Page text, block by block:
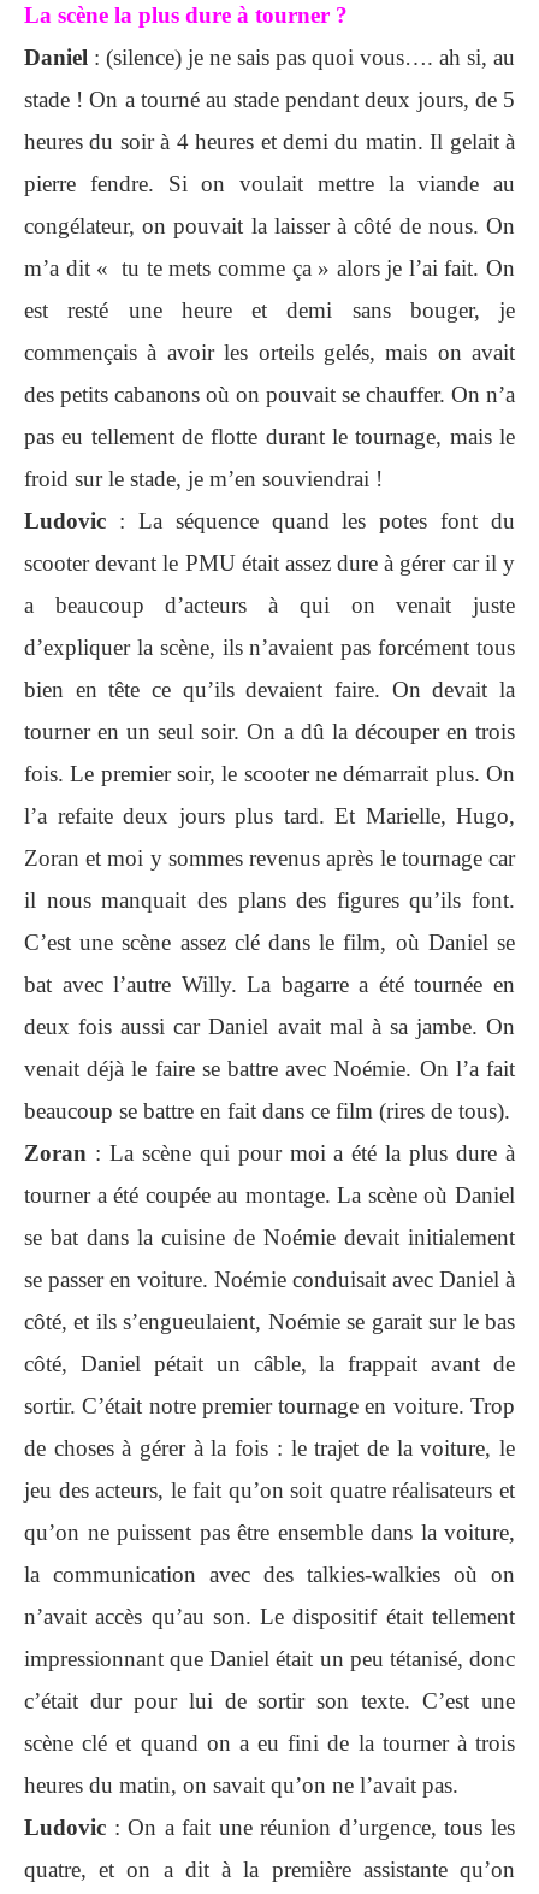
La scène la plus dure à tourner ?
Daniel : (silence) je ne sais pas quoi vous…. ah si, au
stade ! On a tourné au stade pendant deux jours, de 5
heures du soir à 4 heures et demi du matin. Il gelait à
pierre fendre. Si on voulait mettre la viande au
congélateur, on pouvait la laisser à côté de nous. On
m’a dit « tu te mets comme ça » alors je l’ai fait. On
est resté une heure et demi sans bouger, je
commençais à avoir les orteils gelés, mais on avait
des petits cabanons où on pouvait se chauffer. On n’a
pas eu tellement de flotte durant le tournage, mais le
froid sur le stade, je m’en souviendrai !
Ludovic : La séquence quand les potes font du
scooter devant le PMU était assez dure à gérer car il y
a beaucoup d’acteurs à qui on venait juste
d’expliquer la scène, ils n’avaient pas forcément tous
bien en tête ce qu’ils devaient faire. On devait la
tourner en un seul soir. On a dû la découper en trois
fois. Le premier soir, le scooter ne démarrait plus. On
l’a refaite deux jours plus tard. Et Marielle, Hugo,
Zoran et moi y sommes revenus après le tournage car
il nous manquait des plans des figures qu’ils font.
C’est une scène assez clé dans le film, où Daniel se
bat avec l’autre Willy. La bagarre a été tournée en
deux fois aussi car Daniel avait mal à sa jambe. On
venait déjà le faire se battre avec Noémie. On l’a fait
beaucoup se battre en fait dans ce film (rires de tous).
Zoran : La scène qui pour moi a été la plus dure à
tourner a été coupée au montage. La scène où Daniel
se bat dans la cuisine de Noémie devait initialement
se passer en voiture. Noémie conduisait avec Daniel à
côté, et ils s’engueulaient, Noémie se garait sur le bas
côté, Daniel pétait un câble, la frappait avant de
sortir. C’était notre premier tournage en voiture. Trop
de choses à gérer à la fois : le trajet de la voiture, le
jeu des acteurs, le fait qu’on soit quatre réalisateurs et
qu’on ne puissent pas être ensemble dans la voiture,
la communication avec des talkies-walkies où on
n’avait accès qu’au son. Le dispositif était tellement
impressionnant que Daniel était un peu tétanisé, donc
c’était dur pour lui de sortir son texte. C’est une
scène clé et quand on a eu fini de la tourner à trois
heures du matin, on savait qu’on ne l’avait pas.
Ludovic : On a fait une réunion d’urgence, tous les
quatre, et on a dit à la première assistante qu’on